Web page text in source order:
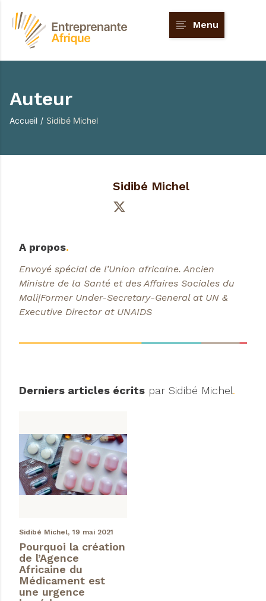
Menu
Auteur
Accueil / Sidibé Michel
Sidibé Michel
A propos.
Envoyé spécial de l’Union africaine. Ancien
Ministre de la Santé et des Affaires Sociales du
Mali|Former Under-Secretary-General at UN &
Executive Director at UNAIDS
Derniers articles écrits par Sidibé Michel.
Sidibé Michel, 19 mai 2021
Pourquoi la création
de l’Agence
Africaine du
Médicament est
une urgence